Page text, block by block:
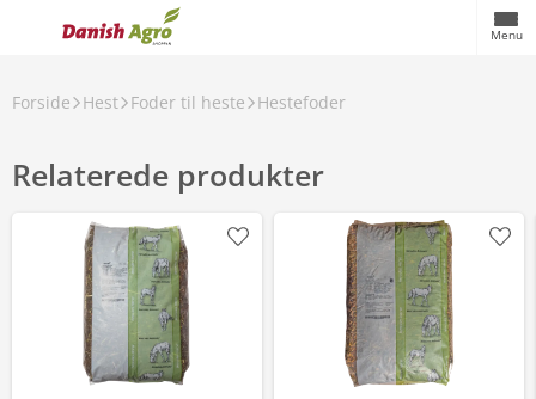
Menu
Forside Hest Foder til heste Hestefoder
Relaterede produkter